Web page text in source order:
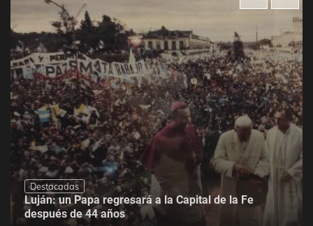
Destacadas
Luján: un Papa regresará a la Capital de la Fe
después de 44 años